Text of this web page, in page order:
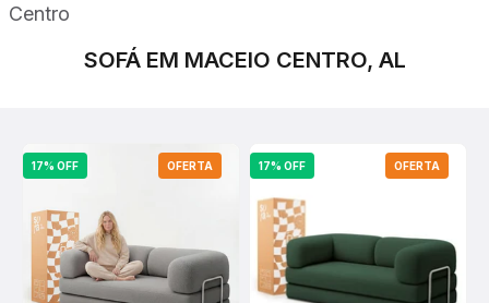
Centro
SOFÁ EM MACEIO CENTRO, AL
17% OFF OFERTA 17% OFF OFERTA